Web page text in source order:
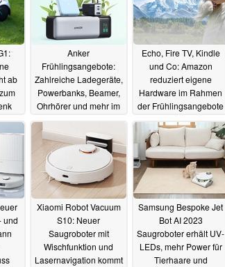
ab
Anker
Frühlingsangebote:
Zahlreiche Ladegeräte,
Powerbanks, Beamer,
Ohrhörer und mehr im
27.03.2023
Echo, Fire TV, Kindle
und Co: Amazon
reduziert eigene
Hardware im Rahmen
der Frühlingsangebote
27.03.2023
und
Xiaomi Robot Vacuum
S10: Neuer
Saugroboter mit
Wischfunktion und
Lasernavigation kommt
Samsung Bespoke Jet
Bot AI 2023
Saugroboter erhält UV-
LEDs, mehr Power für
Tierhaare und